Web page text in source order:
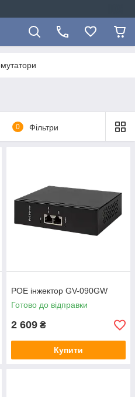
0 Фільтри
POE інжектор GV-090GW
Готово до відправки
2 609 ₴
Купити